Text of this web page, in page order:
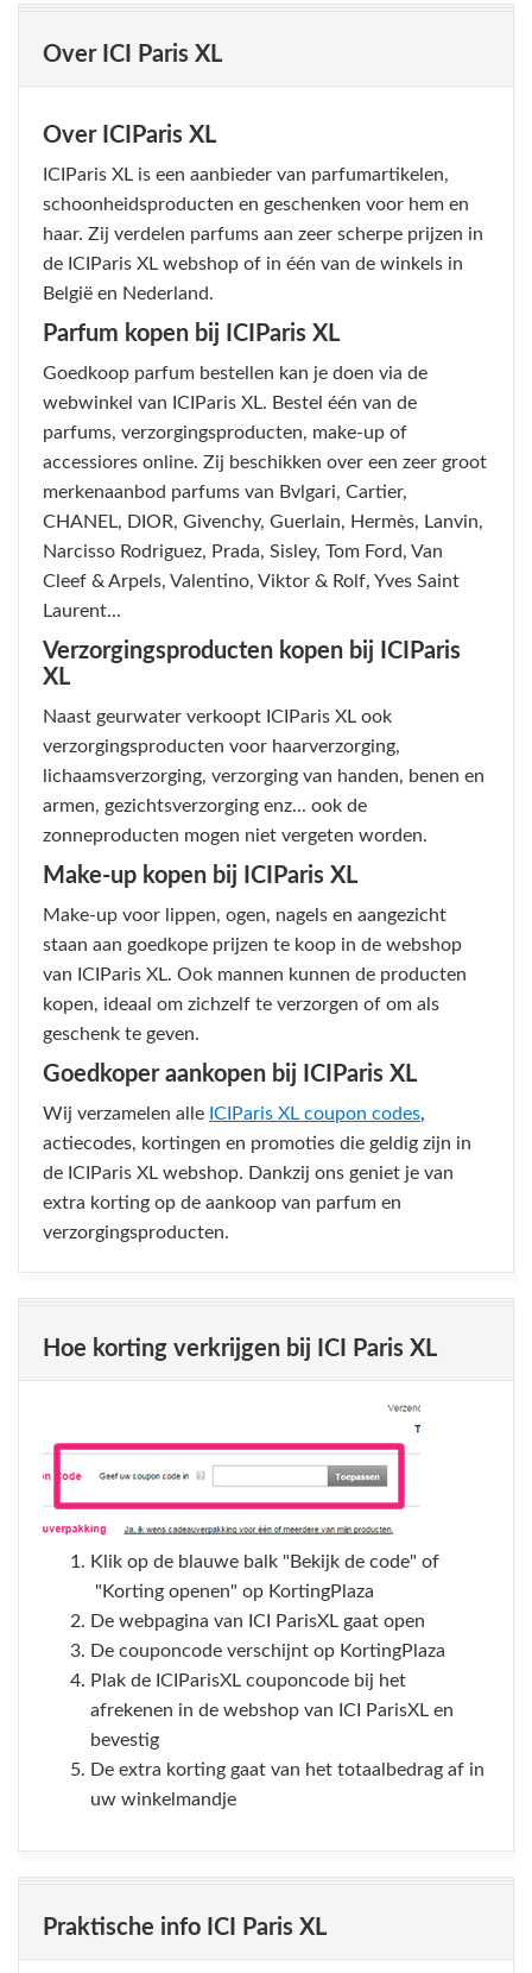
Over ICI Paris XL
Over ICIParis XL
ICIParis XL is een aanbieder van parfumartikelen,
schoonheidsproducten en geschenken voor hem en
haar. Zij verdelen parfums aan zeer scherpe prijzen in
de ICIParis XL webshop of in één van de winkels in
België en Nederland.
Parfum kopen bij ICIParis XL
Goedkoop parfum bestellen kan je doen via de
webwinkel van ICIParis XL. Bestel één van de
parfums, verzorgingsproducten, make-up of
accessiores online. Zij beschikken over een zeer groot
merkenaanbod parfums van Bvlgari, Cartier,
CHANEL, DIOR, Givenchy, Guerlain, Hermès, Lanvin,
Narcisso Rodriguez, Prada, Sisley, Tom Ford, Van
Cleef & Arpels, Valentino, Viktor & Rolf, Yves Saint
Laurent...
Verzorgingsproducten kopen bij ICIParis
XL
Naast geurwater verkoopt ICIParis XL ook
verzorgingsproducten voor haarverzorging,
lichaamsverzorging, verzorging van handen, benen en
armen, gezichtsverzorging enz... ook de
zonneproducten mogen niet vergeten worden.
Make-up kopen bij ICIParis XL
Make-up voor lippen, ogen, nagels en aangezicht
staan aan goedkope prijzen te koop in de webshop
van ICIParis XL. Ook mannen kunnen de producten
kopen, ideaal om zichzelf te verzorgen of om als
geschenk te geven.
Goedkoper aankopen bij ICIParis XL
Wij verzamelen alle ICIParis XL coupon codes,
actiecodes, kortingen en promoties die geldig zijn in
de ICIParis XL webshop. Dankzij ons geniet je van
extra korting op de aankoop van parfum en
verzorgingsproducten.
Hoe korting verkrijgen bij ICI Paris XL
Klik op de blauwe balk "Bekijk de code" of
"Korting openen" op KortingPlaza
De webpagina van ICI ParisXL gaat open
De couponcode verschijnt op KortingPlaza
Plak de ICIParisXL couponcode bij het
afrekenen in de webshop van ICI ParisXL en
bevestig
De extra korting gaat van het totaalbedrag af in
uw winkelmandje
Praktische info ICI Paris XL